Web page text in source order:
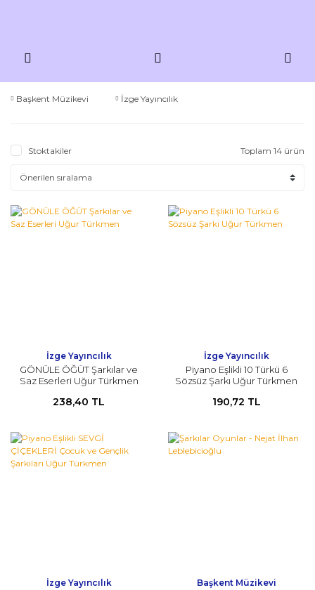
Başkent Müzikevi İzge Yayıncılık
Stoktakiler Toplam 14 ürün
İzge Yayıncılık
GÖNÜLE ÖĞÜT Şarkılar ve
Saz Eserleri Uğur Türkmen
238,40 TL
İzge Yayıncılık
Piyano Eşlikli 10 Türkü 6
Sözsüz Şarkı Uğur Türkmen
190,72 TL
İzge Yayıncılık Başkent Müzikevi